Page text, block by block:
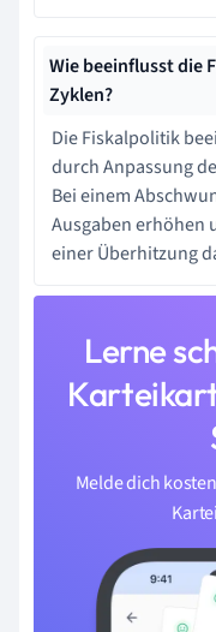
Wie beeinflusst die
Zyklen?
Die Fiskalpolitik
durch Anpassung
Bei einem
Ausgaben erhöhen
einer Überhitzung
Lerne
Melde dich